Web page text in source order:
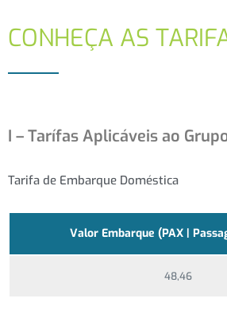
CONHEÇA AS
I – Tarífas Aplicáveis ao
Tarifa de Embarque Doméstica
Valor Embarque (PAX |
48,46